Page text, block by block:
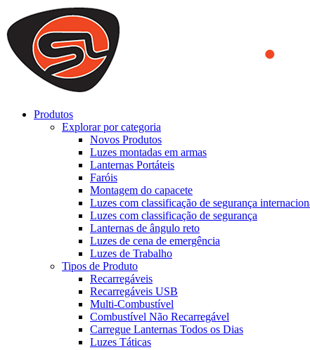
We use cookies to ensure that we provide you the best experience
you a better experience. To learn more or to find out how you can
ACCEPT AND CLOSE
Produtos
Explorar por categoria
Novos Produtos
Luzes montadas em armas
Lanternas Portáteis
Faróis
Montagem do capacete
Luzes com classificação de segurança
Luzes com classificação de segurança
Lanternas de ângulo reto
Luzes de cena de emergência
Luzes de Trabalho
Tipos de Produto
Recarregáveis
Recarregáveis USB
Multi-Combustível
Combustível Não Recarregável
Carregue Lanternas Todos os Dias
Luzes Táticas